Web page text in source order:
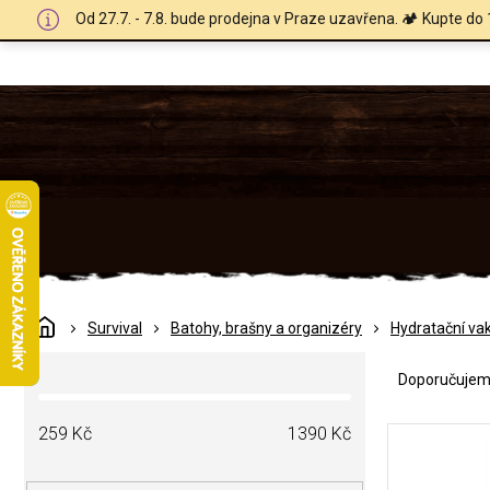
Od 27.7. - 7.8. bude prodejna v Praze uzavřena. 🏕️ Kupte
DomůSurvival Batohy, brašny a organizéry Hydratační
P
o
a
259 Kč 1390 Kč
e